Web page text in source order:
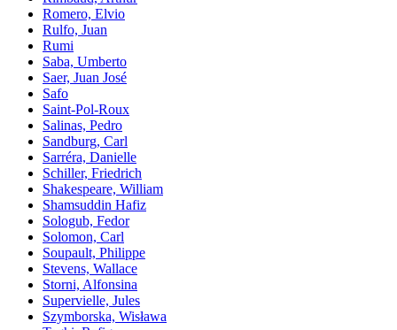
Romero, Elvio
Rulfo, Juan
Rumi
Saba, Umberto
Saer, Juan José
Safo
Saint-Pol-Roux
Salinas, Pedro
Sandburg, Carl
Sarréra, Danielle
Schiller, Friedrich
Shakespeare, William
Shamsuddin Hafiz
Sologub, Fedor
Solomon, Carl
Soupault, Philippe
Stevens, Wallace
Storni, Alfonsina
Supervielle, Jules
Szymborska, Wisława